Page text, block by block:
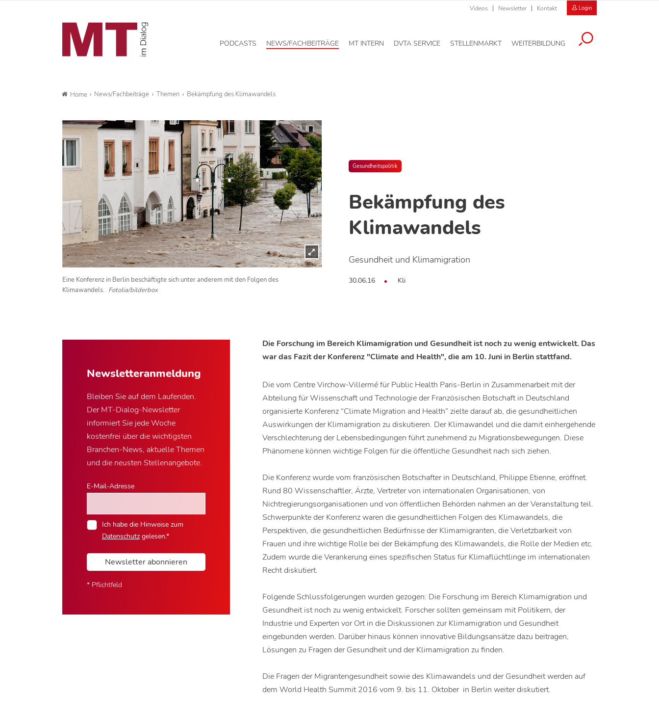
Videos Newsletter Kontakt Login
PODCASTS NEWS/FACHBEITRÄGE MT INTERN DVTA SERVICE STELLENMARKT WEITERBILDUNG
Home News/Fachbeiträge Themen Bekämpfung des Klimawandels
Gesundheitspolitik
Bekämpfung des
Klimawandels
Gesundheit und Klimamigration
30.06.16 Kli
Eine Konferenz in Berlin beschäftigte sich unter anderem mit den Folgen des
Klimawandels. Fotolia/bilderbox
Newsletter­anmeldung
Bleiben Sie auf dem Laufenden.
Der MT-Dialog-Newsletter
informiert Sie jede Woche
kostenfrei über die wichtigsten
Branchen-News, aktuelle Themen
und die neusten Stellenangebote.
E-Mail-Adresse
Ich habe die Hinweise zum
Datenschutzgelesen.*
Newsletter abonnieren
* Pflichtfeld
Die Forschung im Bereich Klimamigration und Gesundheit ist noch zu wenig entwickelt. Das
war das Fazit der Konferenz "Climate and Health", die am 10. Juni in Berlin stattfand.
Die vom Centre Virchow-Villermé für Public Health Paris-Berlin in Zusammenarbeit mit der
Abteilung für Wissenschaft und Technologie der Französischen Botschaft in Deutschland
organisierte Konferenz “Climate Migration and Health” zielte darauf ab, die gesundheitlichen
Auswirkungen der Klimamigration zu diskutieren. Der Klimawandel und die damit einhergehende
Verschlechterung der Lebensbedingungen führt zunehmend zu Migrationsbewegungen. Diese
Phänomene können wichtige Folgen für die öffentliche Gesundheit nach sich ziehen.
Die Konferenz wurde vom französischen Botschafter in Deutschland, Philippe Etienne, eröffnet.
Rund 80 Wissenschaftler, Ärzte, Vertreter von internationalen Organisationen, von
Nichtregierungsorganisationen und von öffentlichen Behörden nahmen an der Veranstaltung teil.
Schwerpunkte der Konferenz waren die gesundheitlichen Folgen des Klimawandels, die
Perspektiven, die gesundheitlichen Bedürfnisse der Klimamigranten, die Verletzbarkeit von
Frauen und ihre wichtige Rolle bei der Bekämpfung des Klimawandels, die Rolle der Medien etc.
Zudem wurde die Verankerung eines spezifischen Status für Klimaflüchtlinge im internationalen
Recht diskutiert.
Folgende Schlussfolgerungen wurden gezogen: Die Forschung im Bereich Klimamigration und
Gesundheit ist noch zu wenig entwickelt. Forscher sollten gemeinsam mit Politikern, der
Industrie und Experten vor Ort in die Diskussionen zur Klimamigration und Gesundheit
eingebunden werden. Darüber hinaus können innovative Bildungsansätze dazu beitragen,
Lösungen zu Fragen der Gesundheit und der Klimamigration zu finden.
Die Fragen der Migrantengesundheit sowie des Klimawandels und der Gesundheit werden auf
dem World Health Summit 2016 vom 9. bis 11. Oktober in Berlin weiter diskutiert.